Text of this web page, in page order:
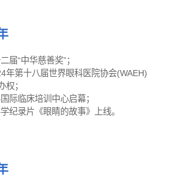
届“中华慈善奖”；
年第十八届世界眼科医院协会(WAEH)
权；
际临床培训中心启幕；
纪录片《眼睛的故事》上线。